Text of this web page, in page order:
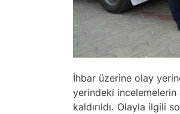
İhbar üzerine olay
yerindeki incelemelerin
kaldırıldı. Olayla ilgili